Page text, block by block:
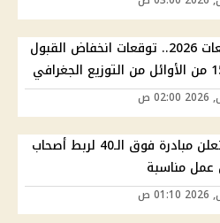
تنسيق الجامعات 2026.. توقعات انخفاض القبول
وزارة العمل تعلن مبادرة فوق الـ40 لربط أصحاب
عمل مناسبة